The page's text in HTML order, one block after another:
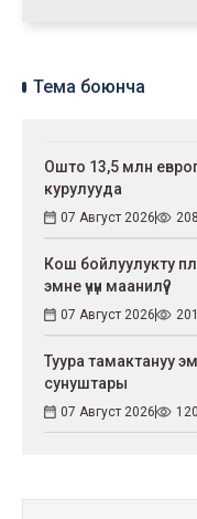
Тема боюнча
Ошто 13,5 млн
курулууда
07 Август 2026 208
Кош бойлуулукту
эмне үчүн маанилүү?
07 Август 2026 201
Туура тамактануу
сунуштары
07 Август 2026 120